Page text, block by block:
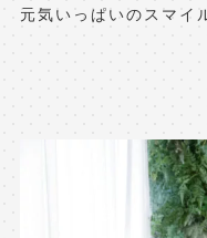
元気いっぱいのスマイ